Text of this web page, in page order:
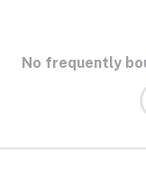
No frequently